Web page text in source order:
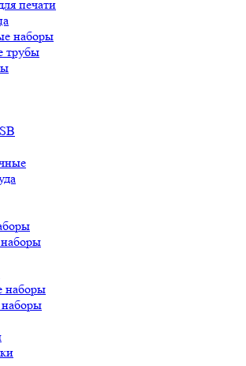
печати
наборы
трубы
наборы